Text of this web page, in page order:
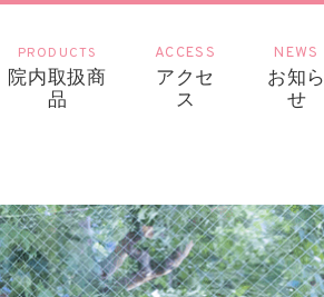
PRODUCTS
院内取扱商
品
ACCESS
アクセ
ス
NEWS
お知ら
せ